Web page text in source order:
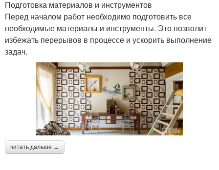
Подготовка материалов и инструментов
Перед началом работ необходимо подготовить все
необходимые материалы и инструменты. Это позволит
избежать перерывов в процессе и ускорить выполнение
задач.
читать дальше →